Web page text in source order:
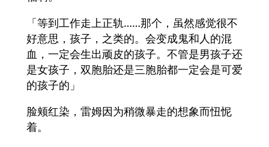
「等到工作走上正轨……那个，虽然感觉很不
好意思，孩子，之类的。会变成鬼和人的混
血，一定会生出顽皮的孩子。不管是男孩子还
是女孩子，双胞胎还是三胞胎都一定会是可爱
的孩子的」
脸颊红染，雷姆因为稍微暴走的想象而忸怩
着。